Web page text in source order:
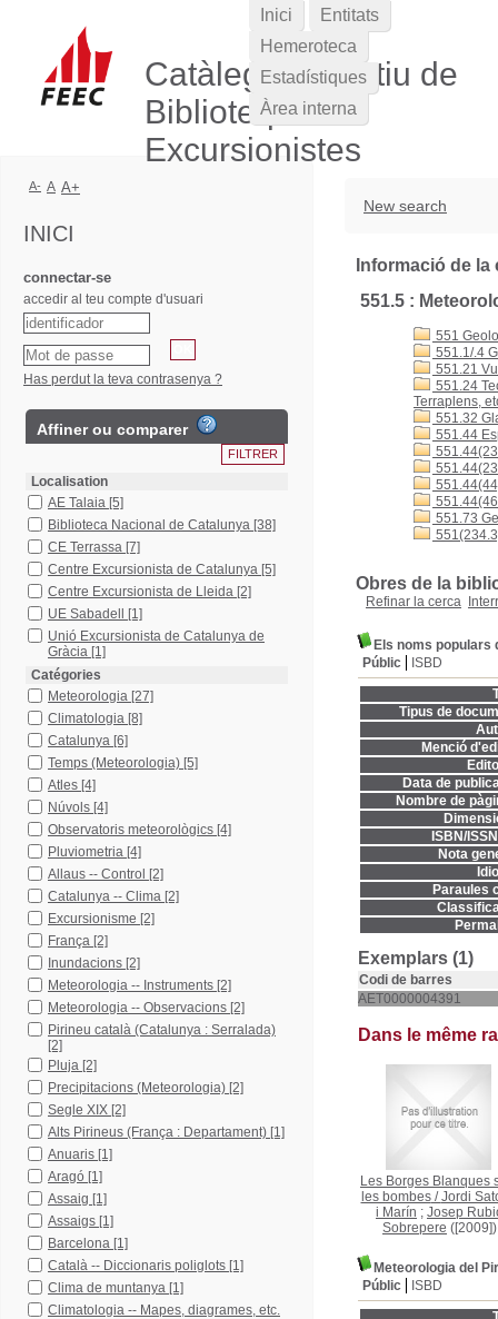
Catàleg Col·lectiu de
Biblioteques
Excursionistes
New search
Informació de
551.5 :
551
551.1/.4
551.21
551.24
Terraplens,
551.32
551.44
551.73
Obres de la
Refinar la cerca
Els noms populars
Públic
ISBD
Tipus de
Menció
Data de
Nombre de
ISBN/
Nota
Paraules
Exemplars (1)
Codi de barres
AET0000004391
Dans le même
Les Borges Blanques
les bombes/Jordi
i Marín ; Josep
Sobrepere ([2009])
Meteorologia del
Públic
ISBD
Inici
Entitats
Hemeroteca
Estadístiques
Àrea interna
A- A A+
INICI
connectar-se
accedir al teu compte d'usuari
Has perdut la teva contrasenya ?
Affiner ou comparer
Localisation
AE Talaia [5]
Biblioteca Nacional de Catalunya [38]
CE Terrassa [7]
Centre Excursionista de Catalunya [5]
Centre Excursionista de Lleida [2]
UE Sabadell
[1]
Unió Excursionista de Catalunya de
Gràcia [1]
Catégories
Meteorologia [27]
Climatologia [8]
Catalunya [6]
Temps (Meteorologia) [5]
Atles [4]
Núvols [4]
Observatoris meteorològics [4]
Pluviometria [4]
Allaus -- Control [2]
Catalunya -- Clima [2]
Excursionisme [2]
França [2]
Inundacions [2]
Meteorologia -- Instruments [2]
Meteorologia -- Observacions [2]
Pirineu català (Catalunya : Serralada)
[2]
Pluja [2]
Precipitacions (Meteorologia) [2]
Segle XIX [2]
Alts Pirineus (França : Departament) [1]
Anuaris [1]
Aragó [1]
Assaig [1]
Assaigs [1]
Barcelona [1]
Català -- Diccionaris poliglots [1]
Clima de muntanya [1]
Climatologia -- Mapes, diagrames, etc.